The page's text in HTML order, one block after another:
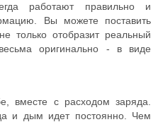
работают правильно и
Вы можете поставить
только отобразит реальный
оригинально - в виде
вместе с расходом заряда.
и дым идет постоянно. Чем